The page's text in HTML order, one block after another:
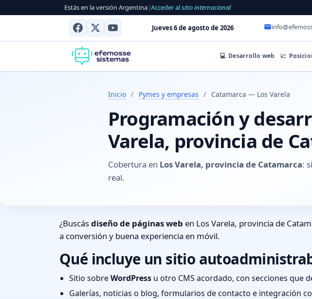
Estás en la versión Argentina|Acceder alsitio internacional
Jueves 6 de agosto de 2026
💻 Desarrollo web 📈
Inicio / Pymes y empresas / Catamarca — Los Varela
Programación y
Varela, provincia de
Cobertura en Los Varela, provincia de Catamarca:
real.
¿Buscásdiseño de páginas web en Los Varela, provincia de
a conversión y buena experiencia en móvil.
Qué incluye un sitio
Sitio sobreWordPress u otro CMS acordado, con secciones que
Galerías, noticias o blog, formularios de contacto e integración